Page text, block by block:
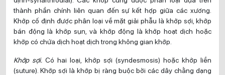
thành phần chính liên quan đến sự kết hợp giữa các xương.
Khớp cố định được phân loại về mặt giải phẫu là khớp sợi, khớp
bán động là khớp sụn, và khớp động là khớp hoạt dịch hoặc
khớp có chứa dịch hoạt dịch trong không gian khớp.
Khớp sợi. Có hai loại, khớp sợi (syndesmosis) hoặc khớp liền
(suture). Khớp sợi là khớp bị ràng buộc bởi các dây chằng dạng